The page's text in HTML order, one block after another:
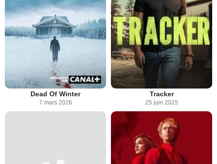
Dead Of Winter
7 mars 2026
Tracker
25 juin 2025